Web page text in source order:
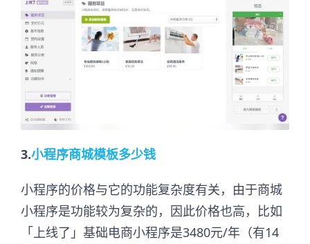
3.小程序商城模板多少钱
小程序的价格与它的功能复杂度有关，由于商城
小程序是功能较为复杂的，因此价格也高，比如
「上线了」基础电商小程序是3480元/年（有14